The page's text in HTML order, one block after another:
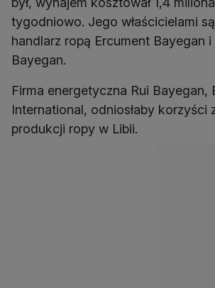
tygodniowo. Jego właścicielami
handlarz ropą Ercument Bayegan
Bayegan.
Firma energetyczna Rui Bayegan,
International, odniosłaby korzyści
produkcji ropy w Libii.